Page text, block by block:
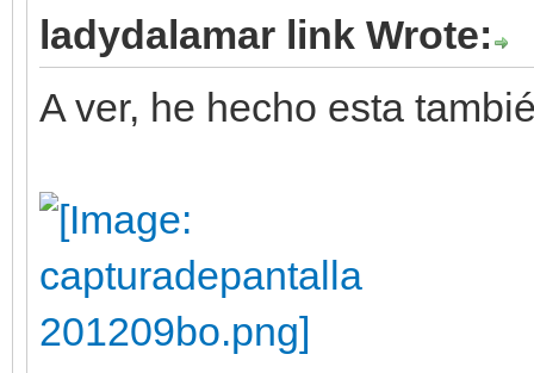
ladydalamar link Wrote:
A ver, he hecho esta